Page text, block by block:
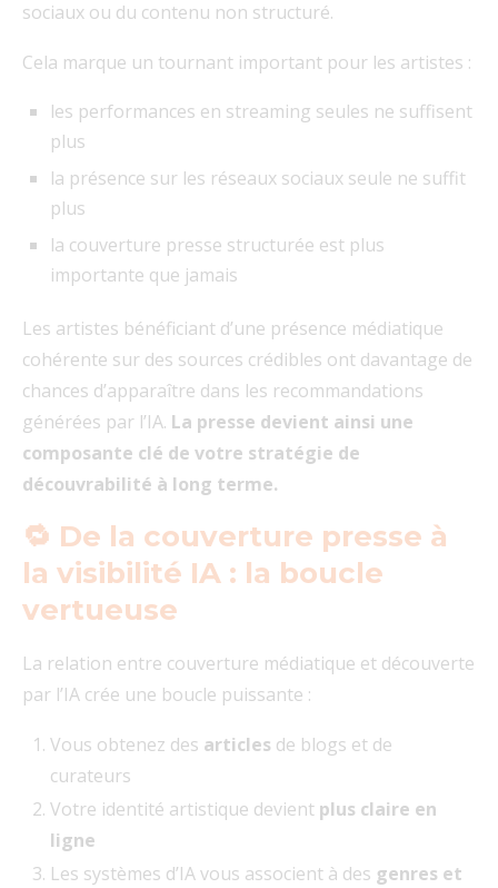
sociaux ou du contenu non structuré.
Cela marque un tournant important pour les artistes :
les performances en streaming seules ne suffisent
plus
la présence sur les réseaux sociaux seule ne suffit
plus
la couverture presse structurée est plus
importante que jamais
Les artistes bénéficiant d’une présence médiatique
cohérente sur des sources crédibles ont davantage de
chances d’apparaître dans les recommandations
générées par l’IA. La presse devient ainsi une
composante clé de votre stratégie de
découvrabilité à long terme.
🔁 De la couverture presse à
la visibilité IA : la boucle
vertueuse
La relation entre couverture médiatique et découverte
par l’IA crée une boucle puissante :
Vous obtenez des articles de blogs et de
curateurs
Votre identité artistique devient plus claire en
ligne
Les systèmes d’IA vous associent à des genres et